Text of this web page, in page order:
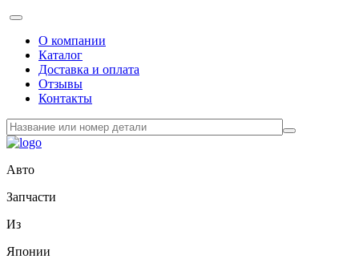
О компании
Каталог
Доставка и оплата
Отзывы
Контакты
Авто
Запчасти
Из
Японии